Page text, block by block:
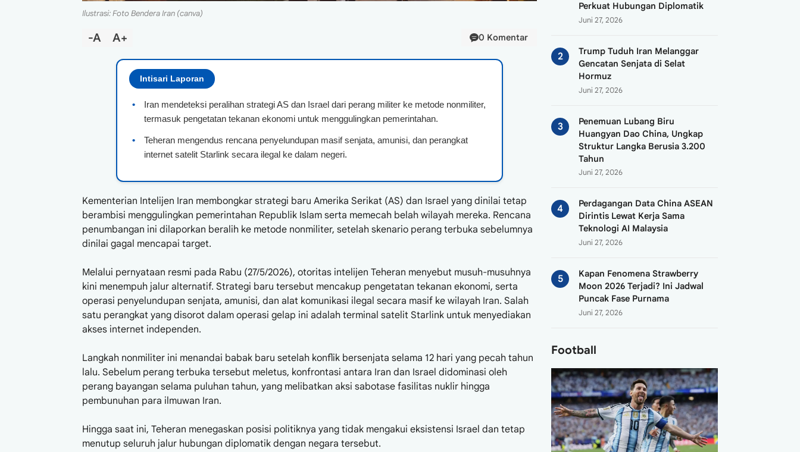
Ilustrasi: Foto Bendera Iran (canva)
-A A+ 0 Komentar
Intisari Laporan
•
​Iran mendeteksi peralihan strategi AS dan Israel dari perang militer ke metode nonmiliter,
termasuk pengetatan tekanan ekonomi untuk menggulingkan pemerintahan.
•
Teheran mengendus rencana penyelundupan masif senjata, amunisi, dan perangkat
internet satelit Starlink secara ilegal ke dalam negeri.
Kementerian Intelijen Iran membongkar strategi baru Amerika Serikat (AS) dan Israel yang dinilai tetap
berambisi menggulingkan pemerintahan Republik Islam serta memecah belah wilayah mereka. Rencana
penumbangan ini dilaporkan beralih ke metode nonmiliter, setelah skenario perang terbuka sebelumnya
dinilai gagal mencapai target.
​Melalui pernyataan resmi pada Rabu (27/5/2026), otoritas intelijen Teheran menyebut musuh-musuhnya
kini menempuh jalur alternatif. Strategi baru tersebut mencakup pengetatan tekanan ekonomi, serta
operasi penyelundupan senjata, amunisi, dan alat komunikasi ilegal secara masif ke wilayah Iran. Salah
satu perangkat yang disorot dalam operasi gelap ini adalah terminal satelit Starlink untuk menyediakan
akses internet independen.
Langkah nonmiliter ini menandai babak baru setelah konflik bersenjata selama 12 hari yang pecah tahun
lalu. Sebelum perang terbuka tersebut meletus, konfrontasi antara Iran dan Israel didominasi oleh
perang bayangan selama puluhan tahun, yang melibatkan aksi sabotase fasilitas nuklir hingga
pembunuhan para ilmuwan Iran.
​Hingga saat ini, Teheran menegaskan posisi politiknya yang tidak mengakui eksistensi Israel dan tetap
menutup seluruh jalur hubungan diplomatik dengan negara tersebut.
Perkuat Hubungan Diplomatik
Juni 27, 2026
Trump Tuduh Iran Melanggar
Gencatan Senjata di Selat
Hormuz
Juni 27, 2026
Penemuan Lubang Biru
Huangyan Dao China, Ungkap
Struktur Langka Berusia 3.200
Tahun
Juni 27, 2026
Perdagangan Data China ASEAN
Dirintis Lewat Kerja Sama
Teknologi AI Malaysia
Juni 27, 2026
Kapan Fenomena Strawberry
Moon 2026 Terjadi? Ini Jadwal
Puncak Fase Purnama
Juni 27, 2026
Football